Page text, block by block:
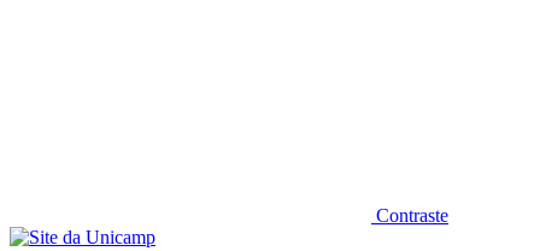
Contraste